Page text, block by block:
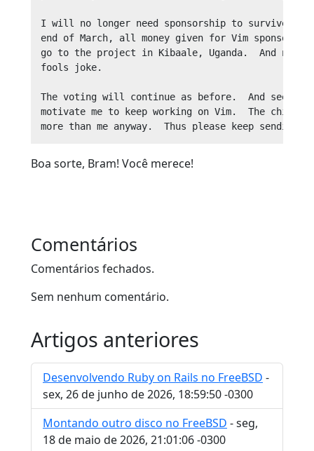
I will no longer need sponsorship to survive.
end of March, all money given for Vim
go to the project in Kibaale, Uganda.  And no,
fools joke.
The voting will continue as before.  And seeing
motivate me to keep working on Vim.  The
Boa sorte, Bram! Você merece!
Comentários
Comentários fechados.
Sem nenhum comentário.
Artigos anteriores
Desenvolvendo Ruby on Rails no FreeBSD -
sex, 26 de junho de 2026, 18:59:50 -0300
Montando outro disco no FreeBSD - seg,
18 de maio de 2026, 21:01:06 -0300